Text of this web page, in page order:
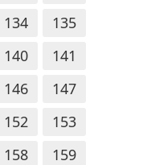
134
135
140
141
146
147
152
153
158
159